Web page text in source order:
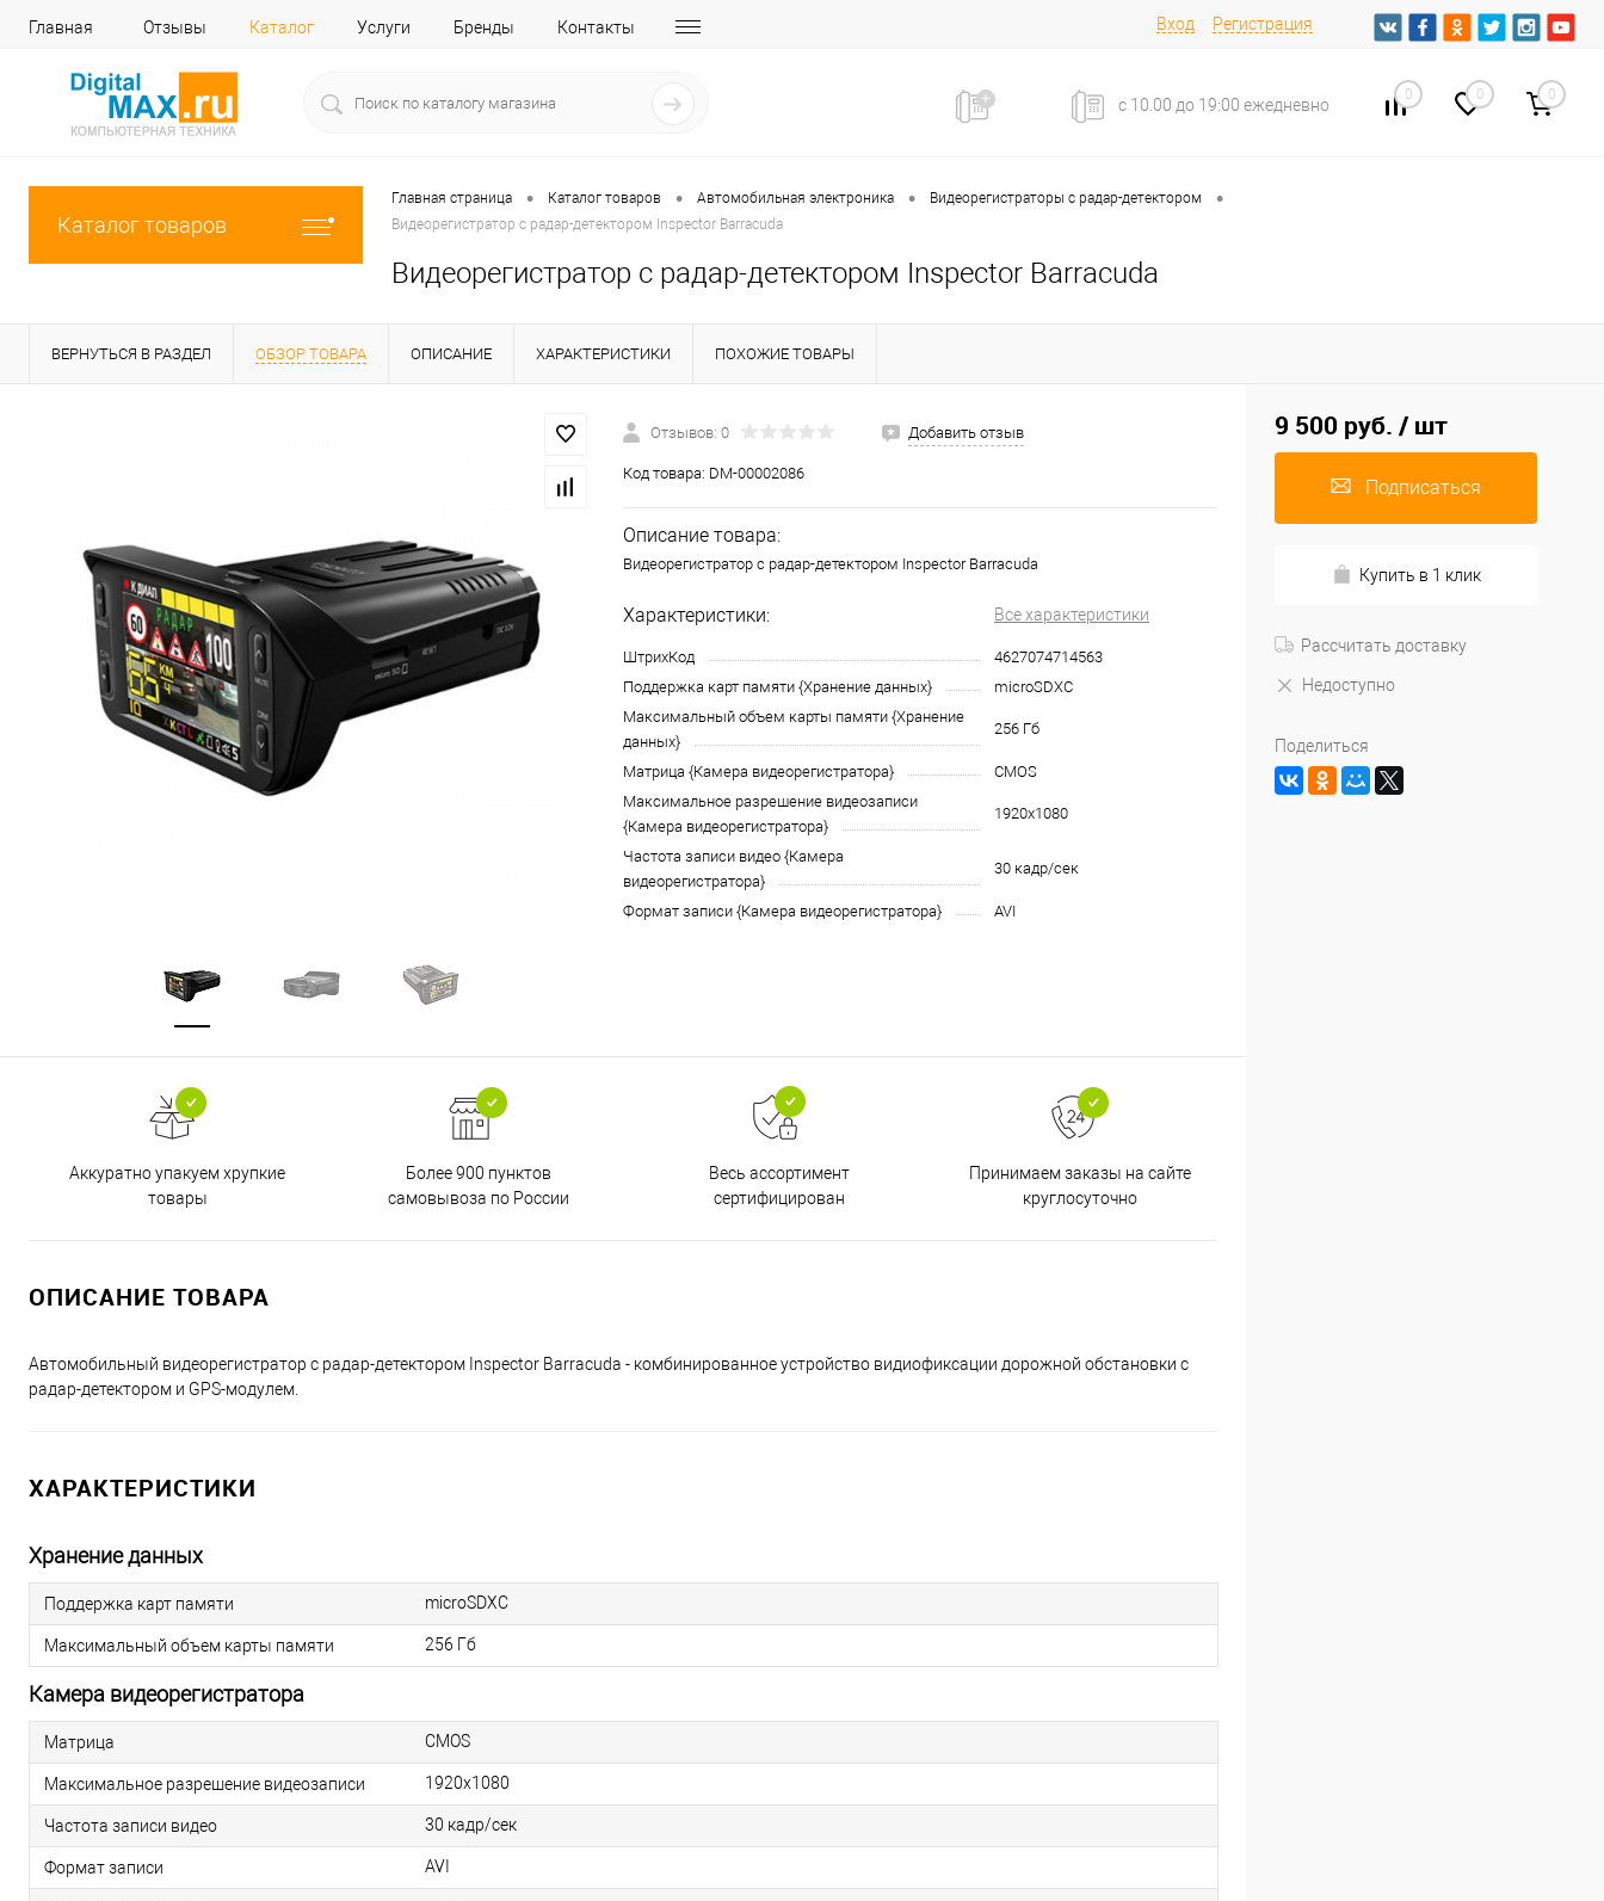
Главная Отзывы Каталог Услуги Бренды Контакты Вход Регистрация
с 10.00 до 19:00 ежедневно
0 0 0
Каталог товаров
Главная страница • Каталог товаров • Автомобильная электроника • Видеорегистраторы с радар-детектором •
Видеорегистратор с радар-детектором Inspector Barracuda
Видеорегистратор с радар-детектором Inspector Barracuda
ВЕРНУТЬСЯ В РАЗДЕЛ ОБЗОР ТОВАРА ОПИСАНИЕ ХАРАКТЕРИСТИКИ ПОХОЖИЕ ТОВАРЫ
Отзывов: 0 Добавить отзыв
Код товара: DM-00002086
Описание товара:
Видеорегистратор с радар-детектором Inspector Barracuda
Характеристики: Все характеристики
ШтрихКод
4627074714563
Поддержка карт памяти {Хранение данных}
microSDXC
Максимальный объем карты памяти {Хранение
данных}
256 Гб
Матрица {Камера видеорегистратора}
CMOS
Максимальное разрешение видеозаписи
{Камера видеорегистратора}
1920х1080
Частота записи видео {Камера
видеорегистратора}
30 кадр/сек
Формат записи {Камера видеорегистратора} AVI
Аккуратно упакуем хрупкие
товары
Более 900 пунктов
самовывоза по России
Весь ассортимент
сертифицирован
Принимаем заказы на сайте
круглосуточно
ОПИСАНИЕ ТОВАРА
Автомобильный видеорегистратор с радар-детектором Inspector Barracuda - комбинированное устройство видиофиксации дорожной обстановки с
радар-детектором и GPS-модулем.
ХАРАКТЕРИСТИКИ
Хранение данных
Поддержка карт памяти microSDXC
Максимальный объем карты памяти 256 Гб
Камера видеорегистратора
Матрица CMOS
Максимальное разрешение видеозаписи 1920х1080
Частота записи видео 30 кадр/сек
Формат записи AVI
9 500 руб. / шт
Подписаться
Купить в 1 клик
Рассчитать доставку
Недоступно
Поделиться